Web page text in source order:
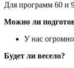
Для программ 60 и
Можно ли
У нас
Будет ли весело?